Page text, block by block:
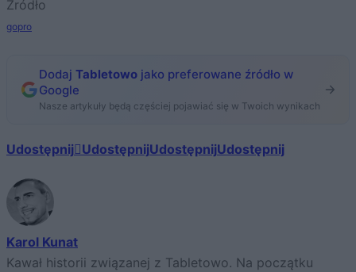
Źródło
gopro
Dodaj Tabletowo jako preferowane źródło w
Google
Nasze artykuły będą częściej pojawiać się w Twoich wynikach
Udostępnij UdostępnijUdostępnijUdostępnij
Karol Kunat
Kawał historii związanej z Tabletowo. Na początku